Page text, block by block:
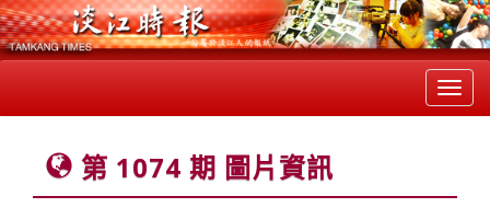
第 1074 期 圖片資訊